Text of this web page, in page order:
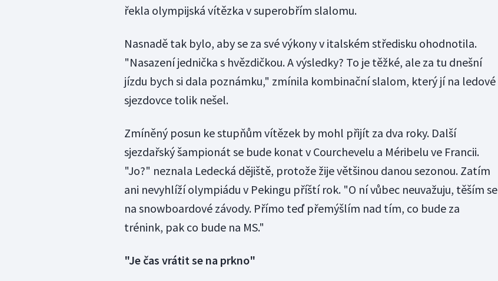
řekla olympijská vítězka v superobřím slalomu.
Nasnadě tak bylo, aby se za své výkony v italském středisku ohodnotila.
"Nasazení jednička s hvězdičkou. A výsledky? To je těžké, ale za tu dnešní
jízdu bych si dala poznámku," zmínila kombinační slalom, který jí na ledové
sjezdovce tolik nešel.
Zmíněný posun ke stupňům vítězek by mohl přijít za dva roky. Další
sjezdařský šampionát se bude konat v Courchevelu a Méribelu ve Francii.
"Jo?" neznala Ledecká dějiště, protože žije většinou danou sezonou. Zatím
ani nevyhlíží olympiádu v Pekingu příští rok. "O ní vůbec neuvažuju, těším se
na snowboardové závody. Přímo teď přemýšlím nad tím, co bude za
trénink, pak co bude na MS."
"Je čas vrátit se na prkno"